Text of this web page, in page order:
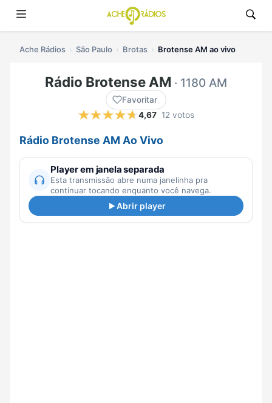
Ache Rádios São Paulo Brotas Brotense AM ao vivo
Rádio Brotense AM · 1180 AM
Favoritar
4,67 12 votos
Rádio Brotense AM Ao Vivo
Player em janela separada
Esta transmissão abre numa janelinha pra
continuar tocando enquanto você navega.
Abrir player